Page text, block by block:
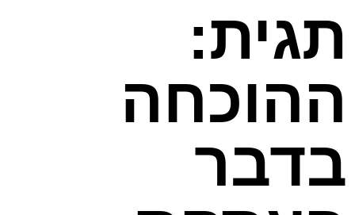
תגית:
ההוכחה
בדבר